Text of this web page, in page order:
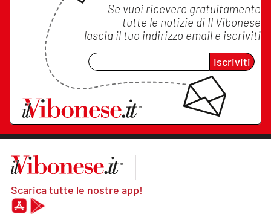
Se vuoi ricevere gratuitamente
tutte le notizie di Il Vibonese
lascia il tuo indirizzo email e iscriviti
Iscriviti
Scarica tutte le nostre app!